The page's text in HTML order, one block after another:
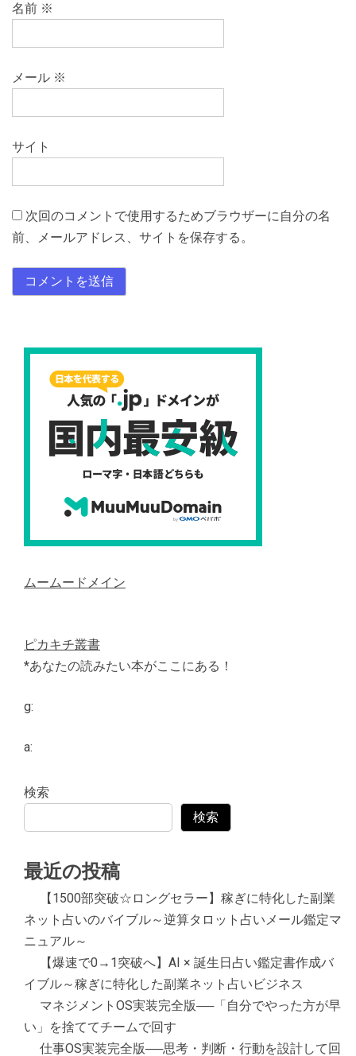
名前 ※
メール ※
サイト
次回のコメントで使用するためブラウザーに自分の名
前、メールアドレス、サイトを保存する。
ムームードメイン
ピカキチ叢書
*あなたの読みたい本がここにある！
g:
a:
検索
検索
最近の投稿
【1500部突破☆ロングセラー】稼ぎに特化した副業
ネット占いのバイブル～逆算タロット占いメール鑑定マ
ニュアル～
【爆速で0→1突破へ】AI × 誕生日占い鑑定書作成バ
イブル～稼ぎに特化した副業ネット占いビジネス
マネジメントOS実装完全版──「自分でやった方が早
い」を捨ててチームで回す
仕事OS実装完全版──思考・判断・行動を設計して回